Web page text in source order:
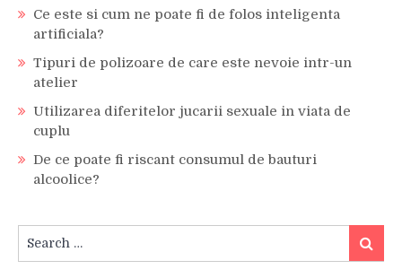
Ce este si cum ne poate fi de folos inteligenta
artificiala?
Tipuri de polizoare de care este nevoie intr-un
atelier
Utilizarea diferitelor jucarii sexuale in viata de
cuplu
De ce poate fi riscant consumul de bauturi
alcoolice?
for:
Search